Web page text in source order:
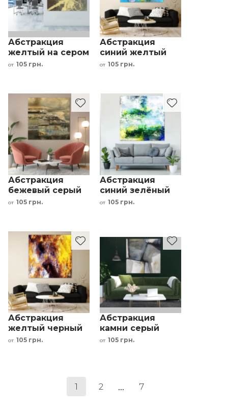
Абстракция
желтый на сером
фоне
от 105 грн.
Абстракция
синий желтый
оранжевый
от 105 грн.
Абстракция
бежевый серый
коричневый
от 105 грн.
Абстракция
синий зелёный
белый черный
от 105 грн.
Абстракция
желтый черный
оранжевый
от 105 грн.
Абстракция
камни серый
черный белый
от 105 грн.
1 2 ... 7